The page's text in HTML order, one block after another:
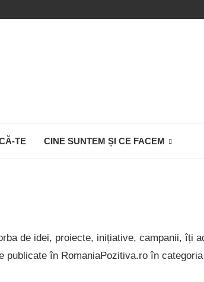
TE CINE SUNTEM ȘI CE FACEM
de idei, proiecte, inițiative, campanii, îți
în RomaniaPozitiva.ro în categoria